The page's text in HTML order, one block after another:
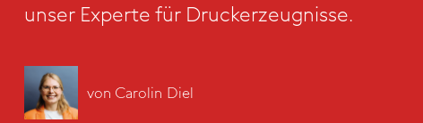
unser Experte für Druckerzeugnisse.
von Carolin Diel